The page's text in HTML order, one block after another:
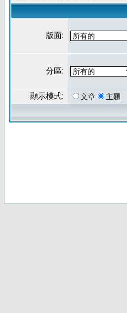
版面:
分區:
顯示模式: 文章 主題